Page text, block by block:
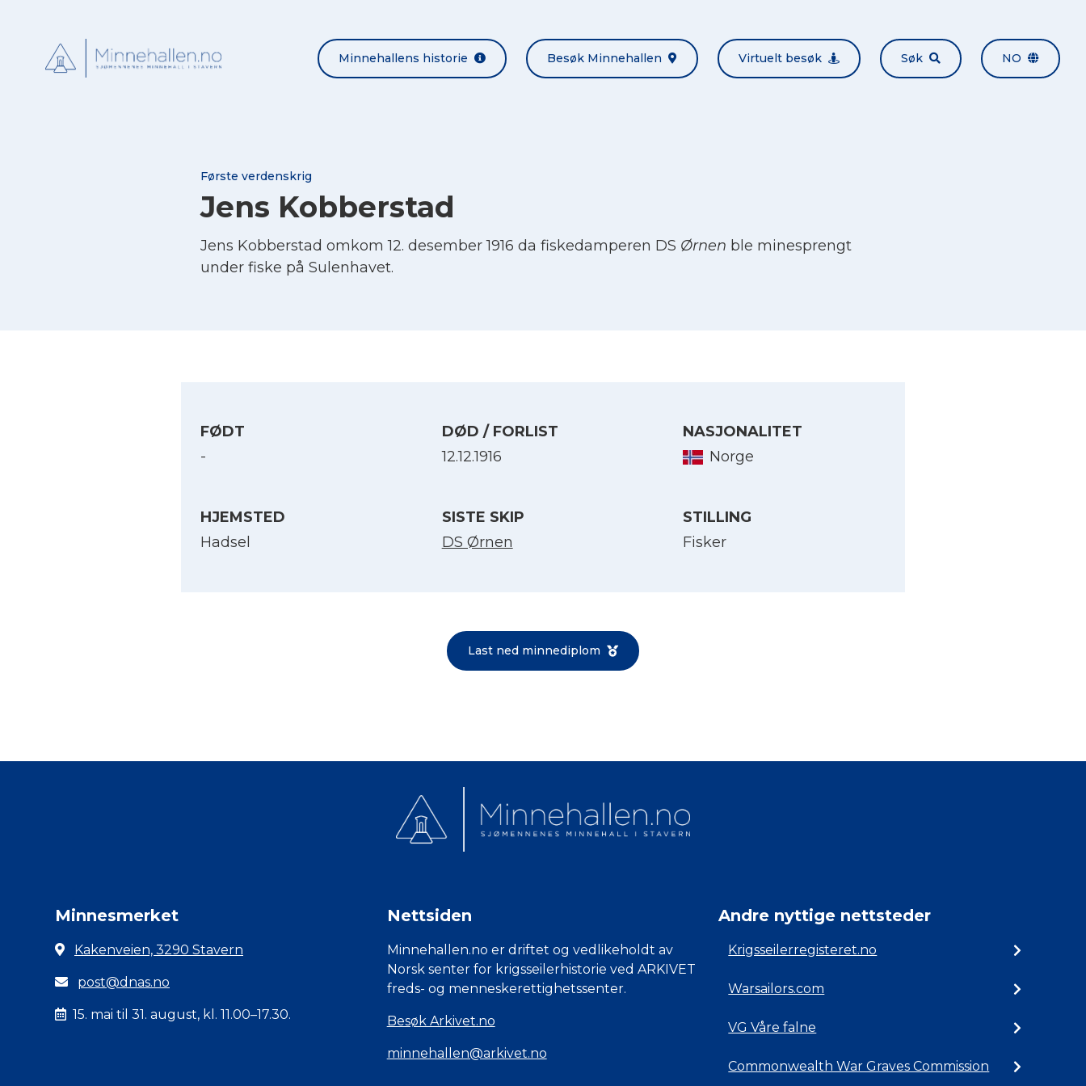
Minnehallens historie Besøk Minnehallen Virtuelt besøk Søk NO
Første verdenskrig
Jens Kobberstad
Jens Kobberstad omkom 12. desember 1916 da fiskedamperen DS Ørnen ble minesprengt
under fiske på Sulenhavet.
FØDT
-
DØD / FORLIST
12.12.1916
NASJONALITET
Norge
HJEMSTED
Hadsel
SISTE SKIP
DS Ørnen
STILLING
Fisker
Last ned minnediplom
Minnesmerket
Kakenveien, 3290 Stavern
post@dnas.no
15. mai til 31. august, kl. 11.00–17.30.
Nettsiden
Minnehallen.no er driftet og vedlikeholdt av
Norsk senter for krigsseilerhistorie ved ARKIVET
freds- og menneskerettighetssenter.
Besøk Arkivet.no
minnehallen@arkivet.no
Andre nyttige nettsteder
Krigsseilerregisteret.no
Warsailors.com
VG Våre falne
Commonwealth War Graves Commission
Norsk bokmål